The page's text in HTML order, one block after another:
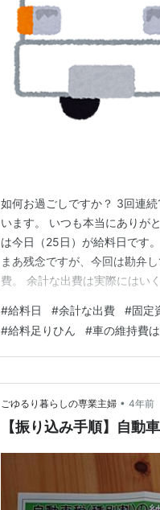
如何お過ごしですか？ 3回連
います。 いつも本当にありが
は今日（25日）が給料日です
まあ残念ですが、今回は勘弁
費。 余計な出費は実際にはい
す。 固定資産税の時期は仕方
な？ と思うけどもう何十年も
#給料日 #余計な出費 #固定
#給料足りひん #車の維持費
ごゆるり暮らしの専業主婦 • 4年前
【振り込み手順】自動